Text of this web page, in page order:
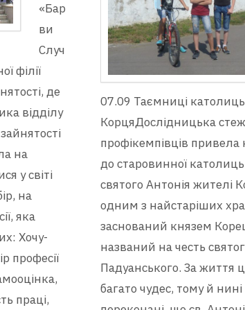
«Бар
ви
Случ
філії
де
відділу
на
у світі
на
яка
Хочу-
професії
праці,
07.09 Таємниці
КорцяДослідницька
профікемпівців
до старовинної
святого Антонія жителі
одним з найстаріших
заснований князем
названий на честь
Падуанського. За життя
багато чудес, тому й